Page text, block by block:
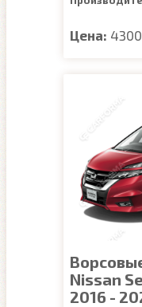
Цена: 4300
Nissan
2016 -